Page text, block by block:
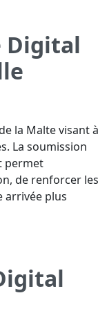
Digital
la Malte visant à
La soumission
permet
de renforcer les
arrivée plus